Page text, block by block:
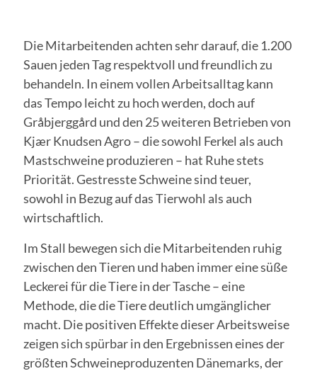
Die Mitarbeitenden achten sehr darauf, die 1.200
Sauen jeden Tag respektvoll und freundlich zu
behandeln. In einem vollen Arbeitsalltag kann
das Tempo leicht zu hoch werden, doch auf
Gråbjerggård und den 25 weiteren Betrieben von
Kjær Knudsen Agro – die sowohl Ferkel als auch
Mastschweine produzieren – hat Ruhe stets
Priorität. Gestresste Schweine sind teuer,
sowohl in Bezug auf das Tierwohl als auch
wirtschaftlich.
Im Stall bewegen sich die Mitarbeitenden ruhig
zwischen den Tieren und haben immer eine süße
Leckerei für die Tiere in der Tasche – eine
Methode, die die Tiere deutlich umgänglicher
macht. Die positiven Effekte dieser Arbeitsweise
zeigen sich spürbar in den Ergebnissen eines der
größten Schweineproduzenten Dänemarks, der